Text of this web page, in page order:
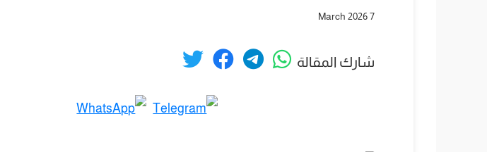
7 March 2026
شارك المقالة